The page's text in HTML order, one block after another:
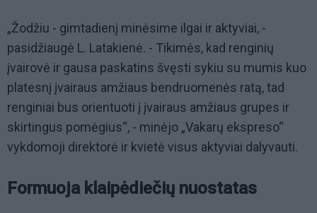
„Žodžiu - gimtadienį minėsime ilgai ir aktyviai, -
pasidžiaugė L. Latakienė. - Tikimės, kad renginių
įvairovė ir gausa paskatins švęsti sykiu su mumis kuo
platesnį įvairaus amžiaus bendruomenės ratą, tad
renginiai bus orientuoti į įvairaus amžiaus grupes ir
skirtingus pomėgius“, - minėjo „Vakarų ekspreso“
vykdomoji direktorė ir kvietė visus aktyviai dalyvauti.
Formuoja klaipėdiečių nuostatas